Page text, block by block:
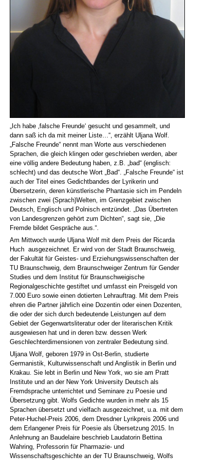
„Ich habe ‚falsche Freunde‘ gesucht und gesammelt, und
dann saß ich da mit meiner Liste…“, erzählt Uljana Wolf.
„Falsche Freunde“ nennt man Worte aus verschiedenen
Sprachen, die gleich klingen oder geschrieben werden, aber
eine völlig andere Bedeutung haben, z.B. „bad“ (englisch:
schlecht) und das deutsche Wort „Bad“. „Falsche Freunde“ ist
auch der Titel eines Gedichtbandes der Lyrikerin und
Übersetzerin, deren künstlerische Phantasie sich im Pendeln
zwischen zwei (Sprach)Welten, im Grenzgebiet zwischen
Deutsch, Englisch und Polnisch entzündet. „Das Übertreten
von Landesgrenzen gehört zum Dichten“, sagt sie, „Die
Fremde bildet Gespräche aus.“.
Am Mittwoch wurde Uljana Wolf mit dem Preis der Ricarda
Huch ausgezeichnet. Er wird von der Stadt Braunschweig,
der Fakultät für Geistes- und Erziehungswissenschaften der
TU Braunschweig, dem Braunschweiger Zentrum für Gender
Studies und dem Institut für Braunschweigische
Regionalgeschichte gestiftet und umfasst ein Preisgeld von
7.000 Euro sowie einen dotierten Lehrauftrag. Mit dem Preis
ehren die Partner jährlich eine Dozentin oder einen Dozenten,
die oder der sich durch bedeutende Leistungen auf dem
Gebiet der Gegenwartsliteratur oder der literarischen Kritik
ausgewiesen hat und in deren bzw. dessen Werk
Geschlechterdimensionen von zentraler Bedeutung sind.
Uljana Wolf, geboren 1979 in Ost-Berlin, studierte
Germanistik, Kulturwissenschaft und Anglistik in Berlin und
Krakau. Sie lebt in Berlin und New York, wo sie am Pratt
Institute und an der New York University Deutsch als
Fremdsprache unterrichtet und Seminare zu Poesie und
Übersetzung gibt. Wolfs Gedichte wurden in mehr als 15
Sprachen übersetzt und vielfach ausgezeichnet, u.a. mit dem
Peter-Huchel-Preis 2006, dem Dresdner Lyrikpreis 2006 und
dem Erlangener Preis für Poesie als Übersetzung 2015. In
Anlehnung an Baudelaire beschrieb Laudatorin Bettina
Wahring, Professorin für Pharmazie- und
Wissenschaftsgeschichte an der TU Braunschweig, Wolfs